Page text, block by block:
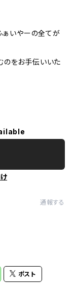
ぁいやーの全てが
のをお手伝いいた
通報する
ポスト